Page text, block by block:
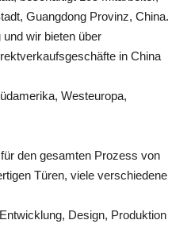
Guangdong Provinz, China.
wir bieten über
in China
Westeuropa,
den gesamten Prozess von
Türen, viele verschiedene
Design, Produktion